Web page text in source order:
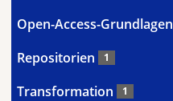
Open-Access-Grundlagen
Repositorien 1
Transformation 1